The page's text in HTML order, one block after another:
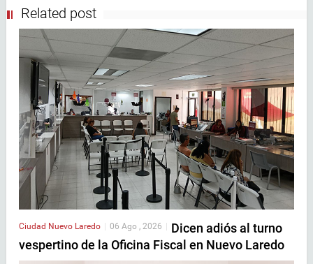
Related post
Ciudad Nuevo Laredo 06 Ago , 2026
Dicen adiós al turno
vespertino de la Oficina Fiscal en Nuevo Laredo